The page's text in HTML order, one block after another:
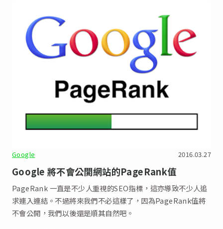
Google 2016.03.27
Google 將不會公開網站的PageRank值
PageRank 一直是不少人重視的SEO指標，這亦導致不少人追
求連入連結。不過將來我們不必這樣了，因為PageRank值將
不會公開，我們以後還是順其自然吧。